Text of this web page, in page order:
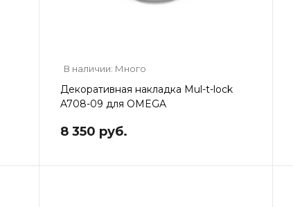
В наличии: Много
Декоративная накладка Mul-t-lock
A708-09 для OMEGA
8 350 руб.